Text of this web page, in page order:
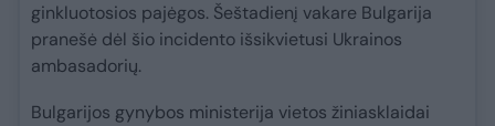
ginkluotosios pajėgos. Šeštadienį vakare Bulgarija
pranešė dėl šio incidento išsikvietusi Ukrainos
ambasadorių.
Bulgarijos gynybos ministerija vietos žiniasklaidai